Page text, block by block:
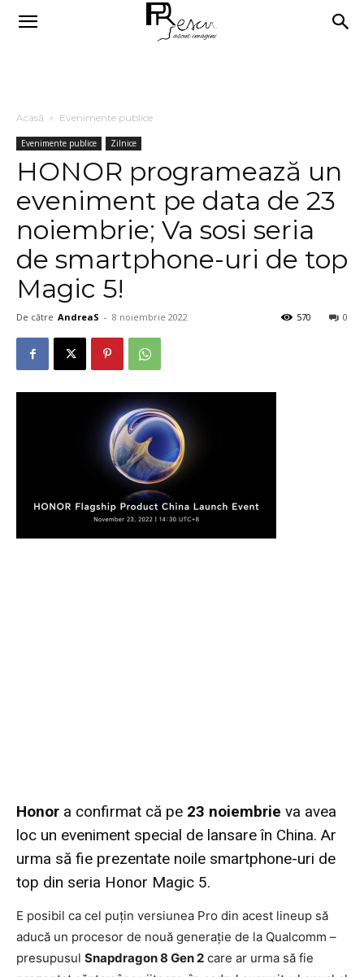
Acasă Evenimente publice
Evenimente publice Zilnice
HONOR programează un
eveniment pe data de 23
noiembrie; Va sosi seria
de smartphone-uri de top
Magic 5!
De către AndreaS - 8 noiembrie 2022 0
570
Honor a confirmat că pe 23 noiembrie va avea
loc un eveniment special de lansare în China. Ar
urma să fie prezentate noile smartphone-uri de
top din seria Honor Magic 5.
E posibil ca cel puțin versiunea Pro din acest lineup să
aducă un procesor de nouă generație de la Qualcomm –
presupusul Snapdragon 8 Gen 2 care ar urma să fie